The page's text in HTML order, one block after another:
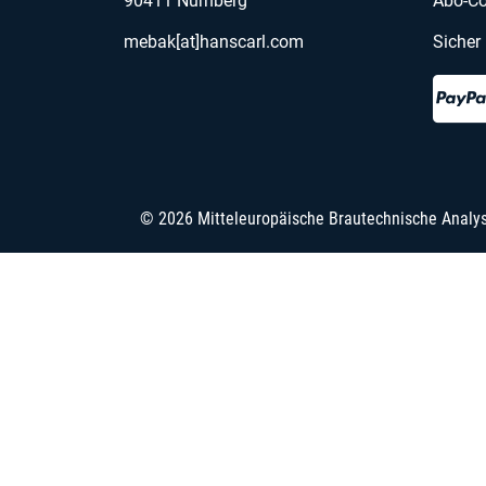
mebak[at]hanscarl.com
Sicher
© 2026 Mitteleuropäische Brautechnische